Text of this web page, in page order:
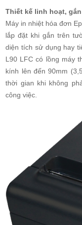
Thiết kế linh hoạt,
Máy in nhiệt hóa đơn
lắp đặt khi gắn trên
diện tích sử dụng hay
L90 LFC có lồng máy
kính lên đến 90mm
thời gian khi không
công việc.